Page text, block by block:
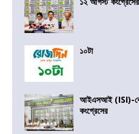
১০টা
আইএসআই (ISI)-কে
কংগ্রেসের